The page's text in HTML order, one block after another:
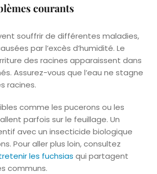
courants
souffrir de différentes maladies,
par l’excès d’humidité. Le
des racines apparaissent dans
Assurez-vous que l’eau ne stagne
racines.
comme les pucerons ou les
parfois sur le feuillage. Un
avec un insecticide biologique
Pour aller plus loin, consultez
les fuchsias qui partagent
communs.